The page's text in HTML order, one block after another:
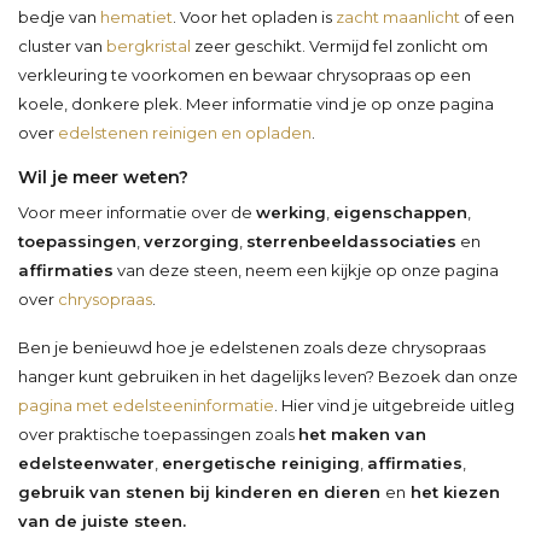
bedje van hematiet . Voor het opladen is zacht maanlicht of een
cluster van bergkristal zeer geschikt. Vermijd fel zonlicht om
verkleuring te voorkomen en bewaar chrysopraas op een
koele, donkere plek. Meer informatie vind je op onze pagina
over edelstenen reinigen en opladen
Wil je meer weten?
Voor meer informatie over de werking eigenschappen
toepassingen verzorging sterrenbeeldassociaties en
affirmaties van deze steen, neem een kijkje op onze pagina
over chrysopraas
Ben je benieuwd hoe je edelstenen zoals deze chrysopraas
hanger kunt gebruiken in het dagelijks leven? Bezoek dan onze
pagina met edelsteeninformatie . Hier vind je uitgebreide uitleg
over praktische toepassingen zoals het maken van
edelsteenwater energetische reiniging affirmaties
gebruik van stenen bij kinderen en dieren en het kiezen
van de juiste steen.